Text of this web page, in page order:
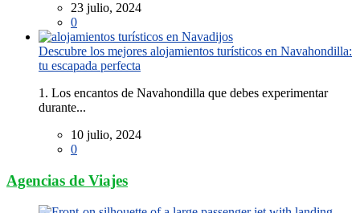
23 julio, 2024
0
Descubre los mejores alojamientos turísticos en Navahondilla:
tu escapada perfecta
1. Los encantos de Navahondilla que debes experimentar
durante...
10 julio, 2024
0
Agencias de Viajes